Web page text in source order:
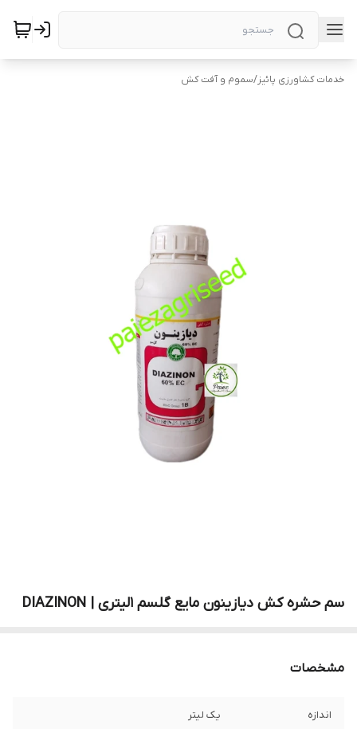
خدمات کشاورزی پائیز/سموم و آفت کش
سم حشره کش دیازینون مایع گلسم 1لیتری | DIAZINON
مشخصات
اندازه یک لیتر